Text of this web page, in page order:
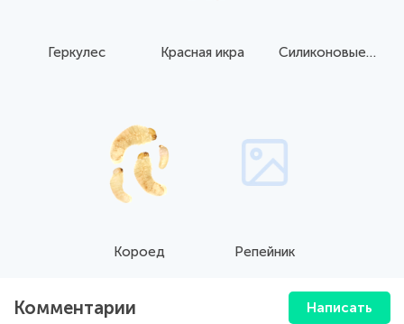
Геркулес Красная икра Силиконовые приманки
Короед Репейник
Комментарии Написать